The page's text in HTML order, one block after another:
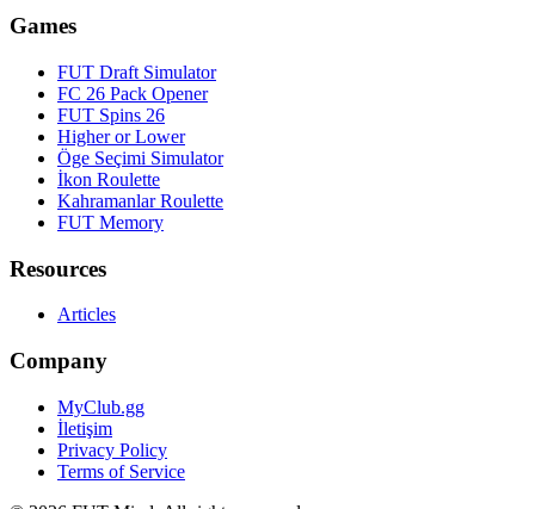
Games
FUT Draft Simulator
FC 26 Pack Opener
FUT Spins 26
Higher or Lower
Öge Seçimi Simulator
İkon Roulette
Kahramanlar Roulette
FUT Memory
Resources
Articles
Company
MyClub.gg
İletişim
Privacy Policy
Terms of Service